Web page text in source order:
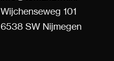
Wijchenseweg 101
6538 SW Nijmegen